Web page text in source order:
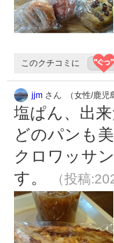
このクチコミに
jjm さん （女性/鹿児
塩ぱん、出
どのパンも
クロワッサ
す。
（投稿